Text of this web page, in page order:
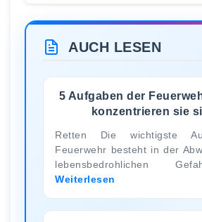
AUCH LESEN
5 Aufgaben der
konzentrieren sie
Retten Die wichtigste
Feuerwehr besteht in der
lebensbedrohlichen
Weiterlesen